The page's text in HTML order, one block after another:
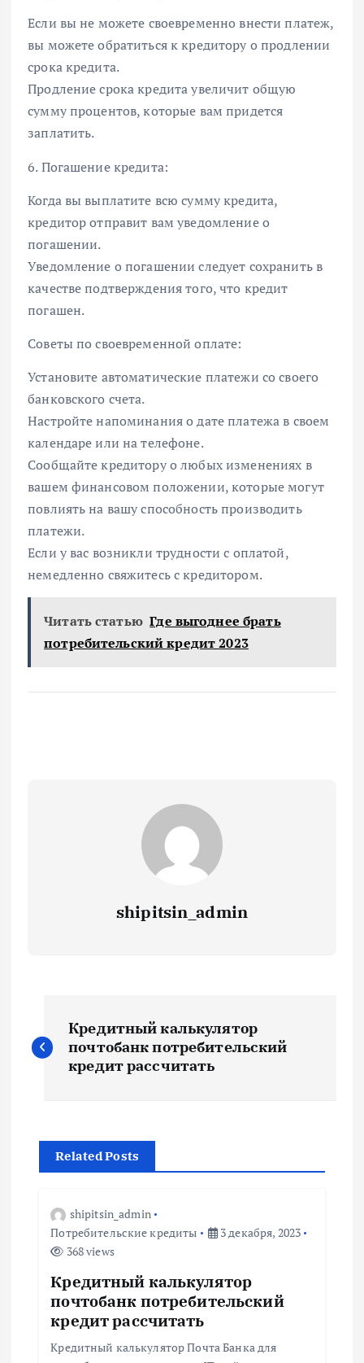
Если вы не можете своевременно внести платеж,
вы можете обратиться к кредитору о продлении
срока кредита.
Продление срока кредита увеличит общую
сумму процентов, которые вам придется
заплатить.
6. Погашение кредита:
Когда вы выплатите всю сумму кредита,
кредитор отправит вам уведомление о
погашении.
Уведомление о погашении следует сохранить в
качестве подтверждения того, что кредит
погашен.
Советы по своевременной оплате:
Установите автоматические платежи со своего
банковского счета.
Настройте напоминания о дате платежа в своем
календаре или на телефоне.
Сообщайте кредитору о любых изменениях в
вашем финансовом положении, которые могут
повлиять на вашу способность производить
платежи.
Если у вас возникли трудности с оплатой,
немедленно свяжитесь с кредитором.
Читать статью Где выгоднее брать
потребительский кредит 2023
shipitsin_admin
а
и
г
Кредитный калькулятор
почтобанк потребительский
кредит рассчитать
Related Posts
shipitsin_admin
Потребительские кредиты
3 декабря, 2023
368 views
Кредитный калькулятор
почтобанк потребительский
кредит рассчитать
Кредитный калькулятор Почта Банка для